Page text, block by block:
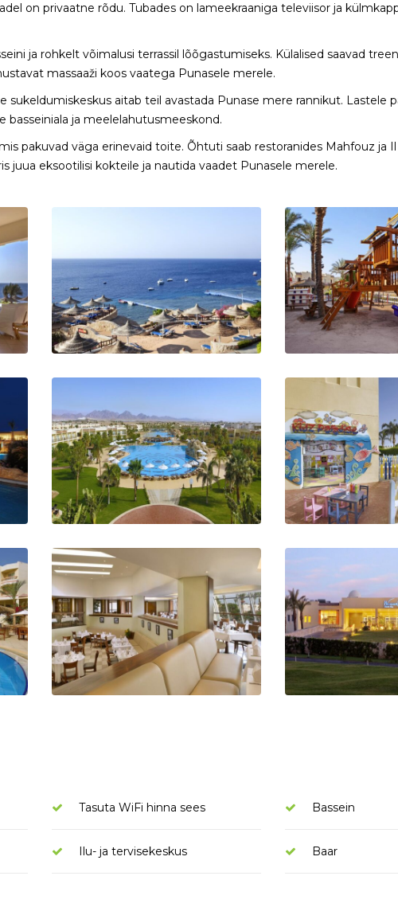
on privaatne rõdu. Tubades on lameekraaniga televiisor ja
ja rohkelt võimalusi terrassil lõõgastumiseks. Külalised saavad
massaaži koos vaatega Punasele merele.
sukeldumiskeskus aitab teil avastada Punase mere rannikut. Lastele
basseiniala ja meelelahutusmeeskond.
pakuvad väga erinevaid toite. Õhtuti saab restoranides Mahfouz ja
juua eksootilisi kokteile ja nautida vaadet Punasele merele.
Tasuta WiFi hinna sees Bassein
Ilu- ja tervisekeskus Baar